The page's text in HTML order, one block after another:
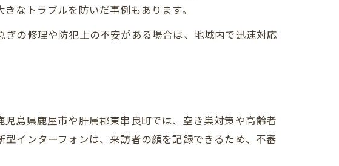
目安
説
ト
設置法
なトラブルを防いだ事例もあります。
の修理や防犯上の不安がある場合は、地域内で迅速対応
島県鹿屋市や肝属郡東串良町では、空き巣対策や高齢者
インターフォンは、来訪者の顔を記録できるため、不審